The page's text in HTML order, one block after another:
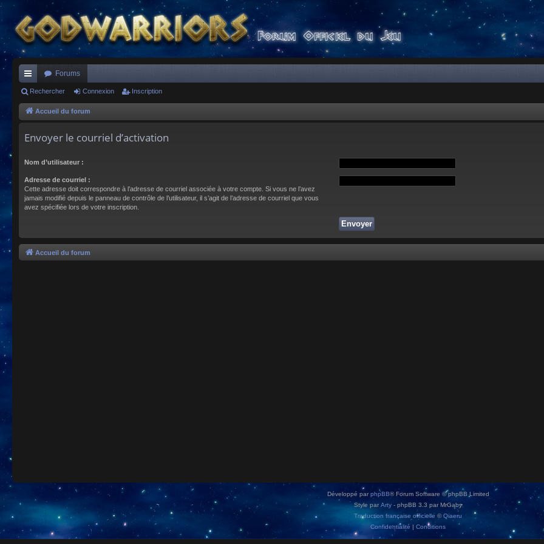
ac
co
s
Forums
Rechercher Connexion Inscription
Accueil du forum
Envoyer le courriel d’activation
Nom d’utilisateur :
Adresse de courriel :
Cette adresse doit correspondre à l’adresse de courriel associée à votre compte. Si vous ne l’avez
jamais modifié depuis le panneau de contrôle de l’utilisateur, il s’agit de l’adresse de courriel que vous
avez spécifiée lors de votre inscription.
Accueil du forum
Développé parphpBB® Forum Software © phpBB Limited
Style par Arty - phpBB 3.3 par MrGaby
Traduction française officielle ©Qiaeru
Confidentialité | Conditions